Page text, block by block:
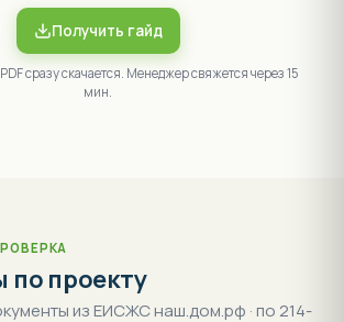
Получить гайд
сразу скачается. Менеджер свяжется через 15
мин.
проекту
из ЕИСЖС наш.дом.рф · по 214-